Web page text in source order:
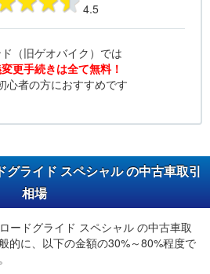
4.5
（旧ゲオバイク）では
更手続きは全て無料！
心者の方におすすめです
グライド スペシャル の中古車取引
相場
ードグライド スペシャル の中古車取
的に、以下の金額の30%～80%程度で